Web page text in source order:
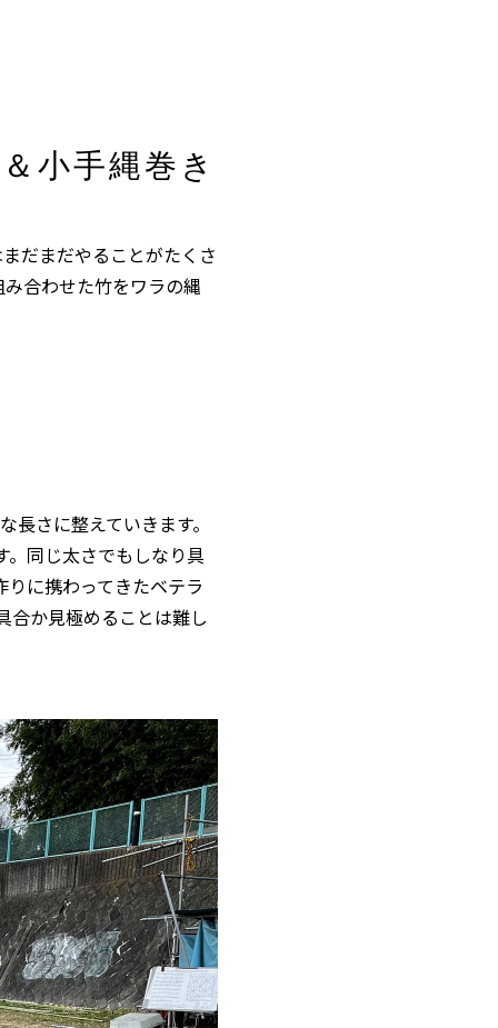
小手縄巻き
だまだやることがたくさ
合わせた竹をワラの縄
さに整えていきます。
。同じ太さでもしなり具
に携わってきたベテラ
合か見極めることは難し